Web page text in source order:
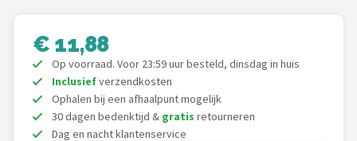
Guess
Fako Sunglasses®
Serengeti
Alle merken →
€ 11,88
Op voorraad. Voor 23:59 uur besteld, dinsdag in huis
Inclusiefverzendkosten
Ophalen bij een afhaalpunt mogelijk
30 dagen bedenktijd & gratis retourneren
Dag en nacht klantenservice